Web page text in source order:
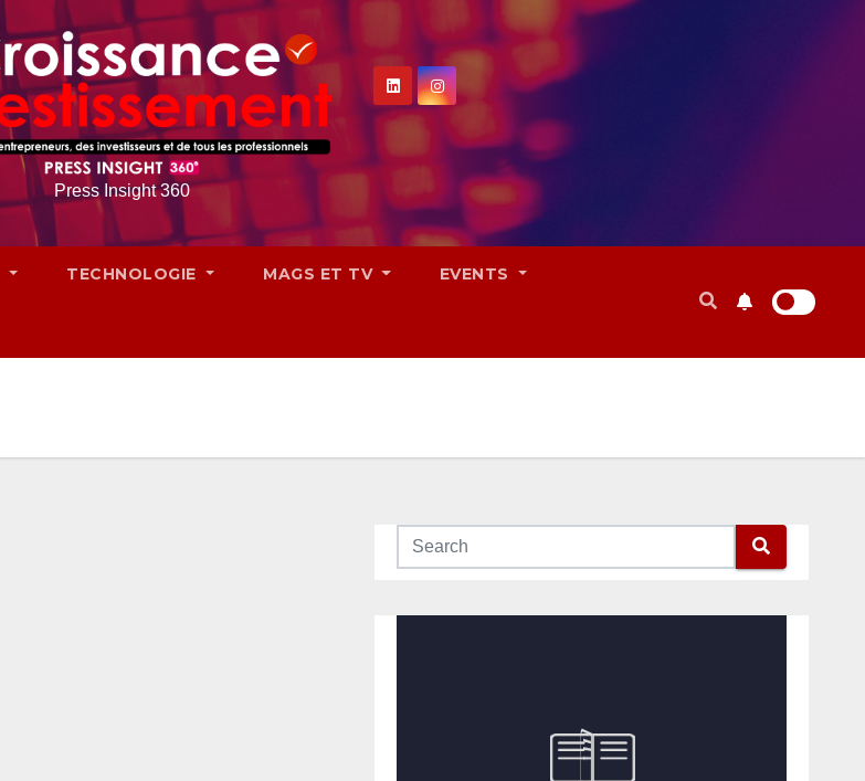
Press Insight 360
TECHNOLOGIE MAGS ET TV EVENTS